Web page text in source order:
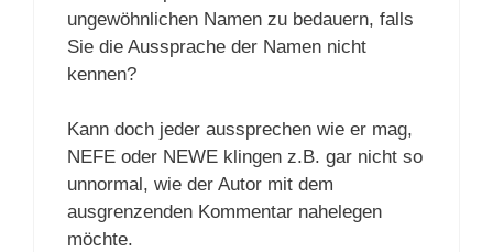
ungewöhnlichen Namen zu bedauern, falls
Sie die Aussprache der Namen nicht
kennen?
Kann doch jeder aussprechen wie er mag,
NEFE oder NEWE klingen z.B. gar nicht so
unnormal, wie der Autor mit dem
ausgrenzenden Kommentar nahelegen
möchte.